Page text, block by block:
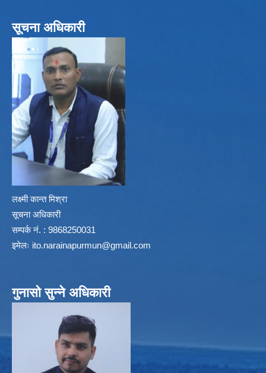
सूचना अधिकारी
लक्ष्मी कान्त मिश्रा
सूचना अधिकारी
सम्पर्क नं. : 9868250031
इमेलः ito.narainapurmun@gmail.com
गुनासो सुन्ने अधिकारी